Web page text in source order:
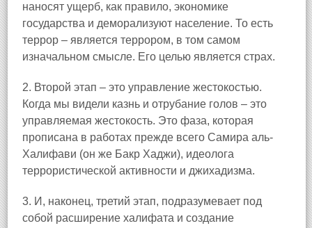
наносят ущерб, как правило, экономике
государства и деморализуют население. То есть
террор – является террором, в том самом
изначальном смысле. Его целью является страх.
2. Второй этап – это управление жестокостью.
Когда мы видели казнь и отрубание голов – это
управляемая жестокость. Это фаза, которая
прописана в работах прежде всего Самира аль-
Халифави (он же Бакр Хаджи), идеолога
террористической активности и джихадизма.
3. И, наконец, третий этап, подразумевает под
собой расширение халифата и создание